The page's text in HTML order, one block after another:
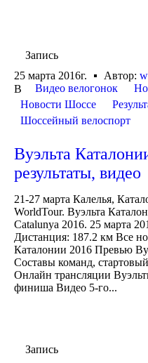
Запись
25 марта 2016г.
Автор:
В
Видео велогонок
Новости Шоссе
Шоссейный велоспорт
Вуэльта
результаты, видео
21-27 марта Калелья,
WorldTour. Вуэльта
Catalunya 2016. 25 марта
Дистанция: 187.2 км Все
Каталонии 2016 Превью
Составы команд,
Онлайн трансляции
финиша Видео 5-го...
Запись